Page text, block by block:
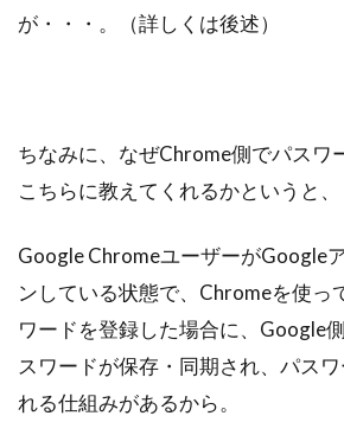
が・・・。（詳しくは後述）
ちなみに、なぜChrome側でパスワ
こちらに教えてくれるかというと、
Google ChromeユーザーがGoogle
ンしている状態で、Chromeを使っ
ワードを登録した場合に、Google
スワードが保存・同期され、パス
れる仕組みがあるから。